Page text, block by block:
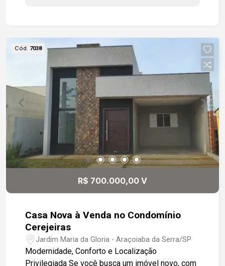
Uma casa espaçosa, bem localizada e com
grande potencial para quem deseja morar perto
de tudo. Interessados, entrar em contato para
mais informações ou agendar uma visita.
Cód. 7038
R$ 700.000,00 V
Casa Nova à Venda no Condomínio
Cerejeiras
Jardim Maria da Gloria - Araçoiaba da Serra/SP
Modernidade, Conforto e Localização
Privilegiada Se você busca um imóvel novo, com